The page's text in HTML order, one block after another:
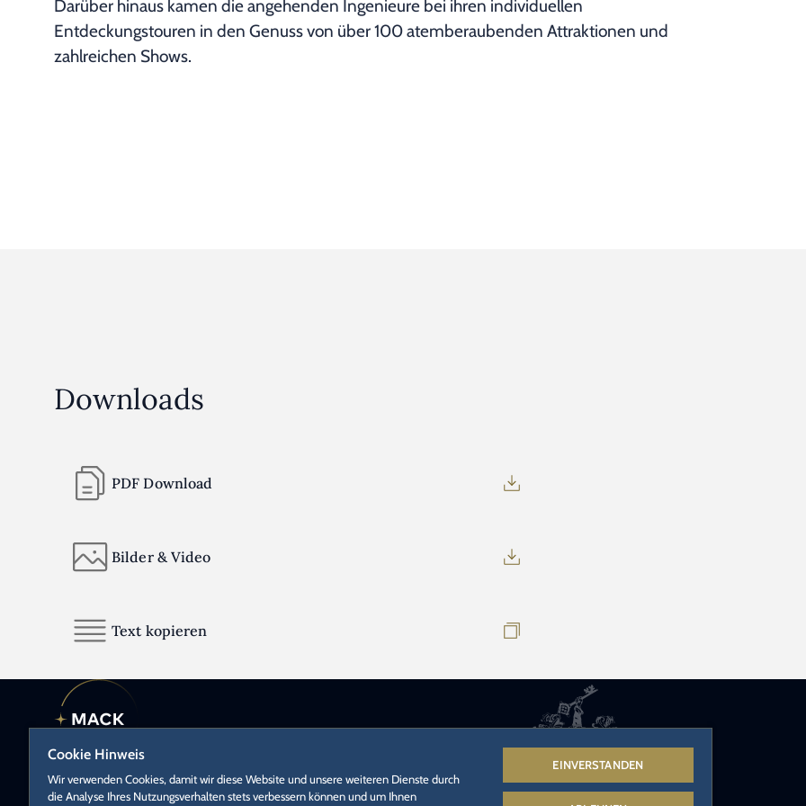
Darüber hinaus kamen die angehenden Ingenieure bei ihren individuellen
Entdeckungstouren in den Genuss von über 100 atemberaubenden Attraktionen und
zahlreichen Shows.
Downloads
PDF Download
Bilder & Video
Text kopieren
Europa-Park GmbH & Co Mack KG
Europa-Park-Straße 2
Cookie Hinweis
Wir verwenden Cookies, damit wir diese Website und unsere weiteren Dienste durch
die Analyse Ihres Nutzungsverhalten stets verbessern können und um Ihnen
EINVERSTANDEN